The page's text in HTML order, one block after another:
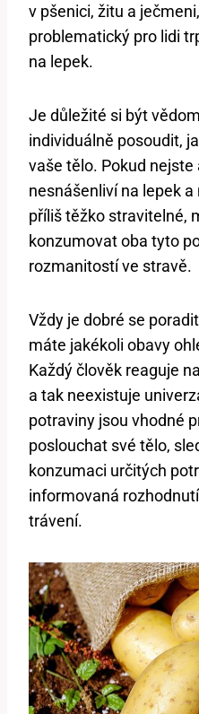
v pšenici, žitu a
problematický pro lidi
na lepek.
Je důležité si být
individuálně posoudit,
vaše tělo. Pokud
nesnášenliví na lepek
příliš těžko stravitelné,
konzumovat oba tyto
rozmanitostí ve stravě.
Vždy je dobré se
máte jakékoli obavy
Každý člověk reaguje
a tak neexistuje
potraviny jsou vhodné
poslouchat své tělo,
konzumaci určitých
informovaná
trávení.